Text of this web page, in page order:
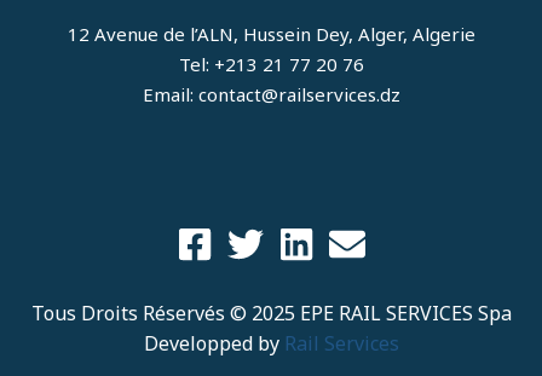
12 Avenue de l’ALN, Hussein Dey, Alger, Algerie
Tel: +213 21 77 20 76
Email: contact@railservices.dz
Tous Droits Réservés © 2025 EPE RAIL SERVICES Spa
Developped by Rail Services